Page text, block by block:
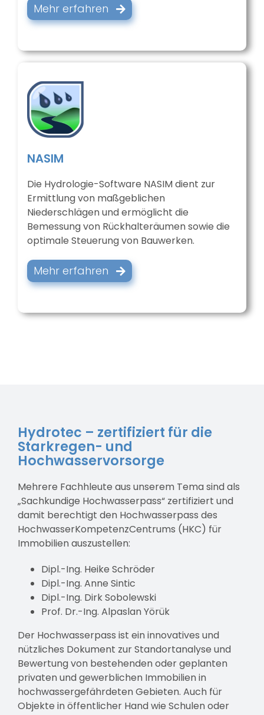
Mehr erfahren
NASIM
Die Hydrologie-Software NASIM dient zur
Ermittlung von maßgeblichen
Niederschlägen und ermöglicht die
Bemessung von Rückhalteräumen sowie die
optimale Steuerung von Bauwerken.
Mehr erfahren
Hydrotec – zertifiziert für die
Starkregen- und
Hochwasservorsorge
Mehrere Fachhleute aus unserem Tema sind als
„Sachkundige Hochwasserpass“ zertifiziert und
damit berechtigt den Hochwasserpass des
HochwasserKompetenzCentrums (HKC) für
Immobilien auszustellen:
Dipl.-Ing. Heike Schröder
Dipl.-Ing. Anne Sintic
Dipl.-Ing. Dirk Sobolewski
Prof. Dr.-Ing. Alpaslan Yörük
Der Hochwasserpass ist ein innovatives und
nützliches Dokument zur Standortanalyse und
Bewertung von bestehenden oder geplanten
privaten und gewerblichen Immobilien in
hochwassergefährdeten Gebieten. Auch für
Objekte in öffentlicher Hand wie Schulen oder